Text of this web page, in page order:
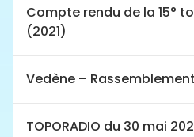
Compte rendu de la 15°
(2021)
Vedène –
TOPORADIO du 30 mai